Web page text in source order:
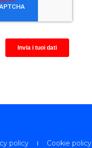
policy Cookie policy